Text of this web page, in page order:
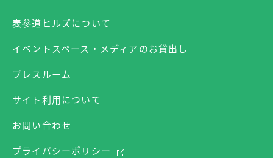
表参道ヒルズについて
イベントスペース・メディアのお貸出し
プレスルーム
サイト利用について
お問い合わせ
プライバシーポリシー